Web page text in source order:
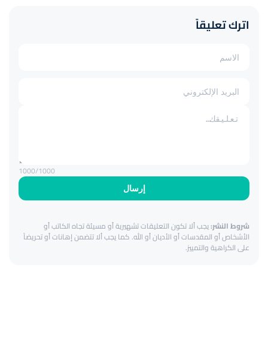
اترك تعليقاً
إرسال
1000/1000
شروط النشر:يجب ألا تكون التعليقات تشهيرية أو مسيئة تجاه الكاتب أو
الأشخاص أو المقدسات أو الأديان أو الله. كما يجب ألا تتضمن إهانات أو تحريضاً
على الكراهية والتمييز.